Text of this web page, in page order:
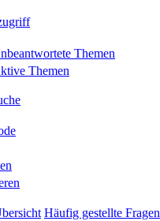
Themen
Themen
Häufig gestellte Fragen